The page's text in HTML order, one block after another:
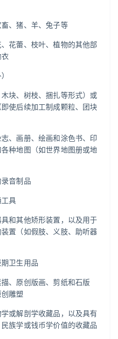
、猪、羊、兔子等
花蕾、枝叶、植物的其他部
块、树枝、捆扎等形式）或
使后续加工制成颗粒、团块
、画册、绘画和涂色书、印
种地图（如世界地图册或地
音制品
具
和其他矫形装置，以及用于
置（如假肢、义肢、助听器
卫生用品
、原创版画、剪纸和石版
雕塑
或解剖学收藏品，以及具有
族学或钱币学价值的收藏品